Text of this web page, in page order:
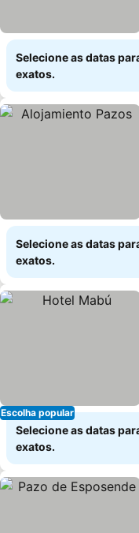
Selecione as datas
exatos.
Selecione as datas
exatos.
Escolha popular
Selecione as datas
exatos.